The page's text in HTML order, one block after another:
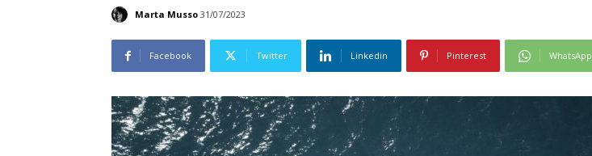
Marta Musso 31/07/2023
Facebook Twitter Linkedin Pinterest WhatsApp